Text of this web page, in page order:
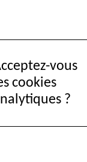
la ville
vous
cookies
?